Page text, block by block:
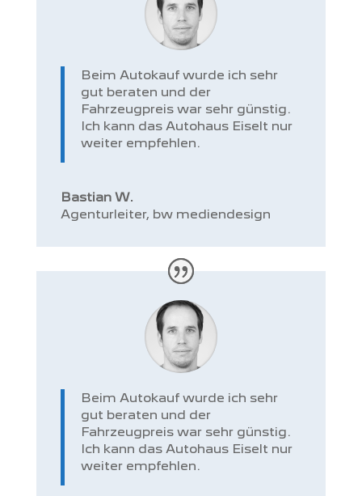
Beim Autokauf wurde ich sehr
gut beraten und der
Fahrzeugpreis war sehr günstig.
Ich kann das Autohaus Eiselt nur
weiter empfehlen.
Bastian W.
Agenturleiter, bw mediendesign
Beim Autokauf wurde ich sehr
gut beraten und der
Fahrzeugpreis war sehr günstig.
Ich kann das Autohaus Eiselt nur
weiter empfehlen.